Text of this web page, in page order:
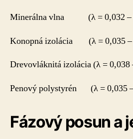
Minerálna vlna (λ = 0,032 –
Konopná izolácia (λ = 0,035 –
Drevovláknitá izolácia (λ =
Penový polystyrén (λ = 0,035
Fázový posun a